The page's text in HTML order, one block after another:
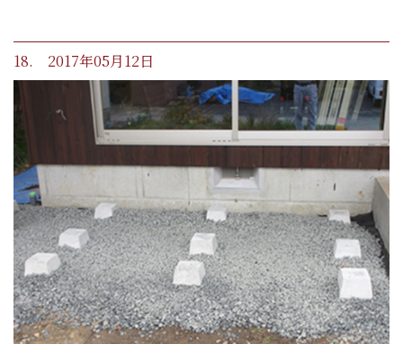
18. 2017年05月12日